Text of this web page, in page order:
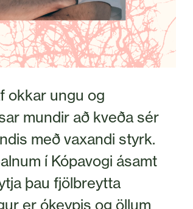
okkar ungu og
mundir að kveða sér
með vaxandi styrk.
í Kópavogi ásamt
þau fjölbreytta
er ókeypis og öllum